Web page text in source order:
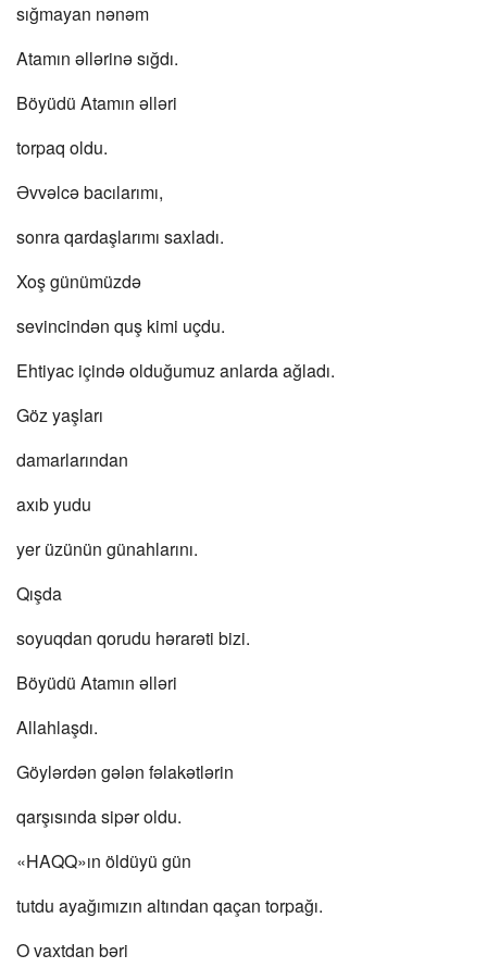
sığmayan nənəm
Atamın əllərinə sığdı.
Böyüdü Atamın əlləri
torpaq oldu.
Əvvəlcə bacılarımı,
sonra qardaşlarımı saxladı.
Xoş günümüzdə
sevincindən quş kimi uçdu.
Ehtiyac içində olduğumuz anlarda ağladı.
Göz yaşları
damarlarından
axıb yudu
yer üzünün günahlarını.
Qışda
soyuqdan qorudu hərarəti bizi.
Böyüdü Atamın əlləri
Allahlaşdı.
Göylərdən gələn fəlakətlərin
qarşısında sipər oldu.
«HAQQ»ın öldüyü gün
tutdu ayağımızın altından qaçan torpağı.
O vaxtdan bəri